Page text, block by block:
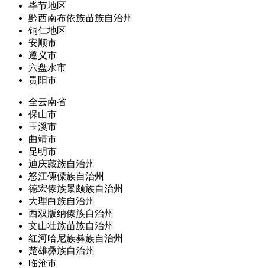
毕节地区
黔西南布依族苗族自治州
铜仁地区
安顺市
遵义市
六盘水市
贵阳市
全云南省
保山市
玉溪市
曲靖市
昆明市
迪庆藏族自治州
怒江傈僳族自治州
德宏傣族景颇族自治州
大理白族自治州
西双版纳傣族自治州
文山壮族苗族自治州
红河哈尼族彝族自治州
楚雄彝族自治州
临沧市